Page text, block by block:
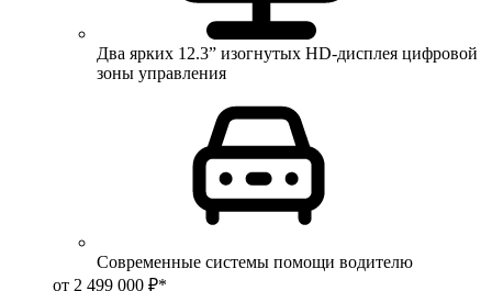
Два ярких 12.3” изогнутых HD-дисплея цифровой
зоны управления
Современные системы помощи водителю
от 2 499 000 ₽*